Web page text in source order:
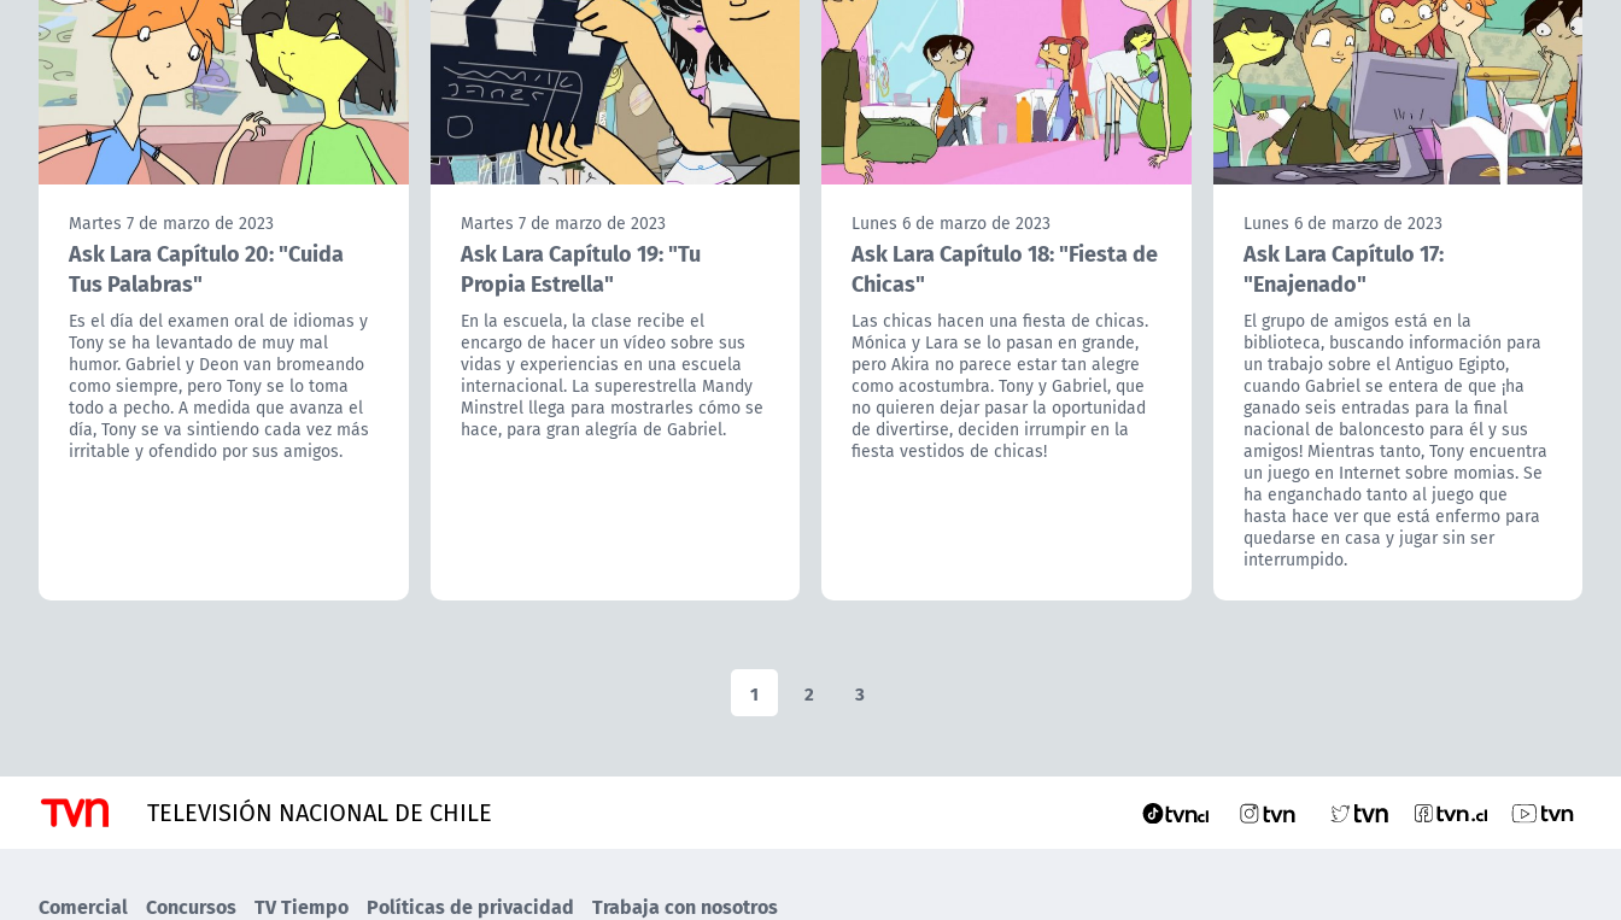
Martes 7 de marzo de 2023
Ask Lara Capítulo 20: "Cuida
Tus Palabras"
Es el día del examen oral de idiomas y
Tony se ha levantado de muy mal
humor. Gabriel y Deon van bromeando
como siempre, pero Tony se lo toma
todo a pecho. A medida que avanza el
día, Tony se va sintiendo cada vez más
irritable y ofendido por sus amigos.
Martes 7 de marzo de 2023
Ask Lara Capítulo 19: "Tu
Propia Estrella"
En la escuela, la clase recibe el
encargo de hacer un vídeo sobre sus
vidas y experiencias en una escuela
internacional. La superestrella Mandy
Minstrel llega para mostrarles cómo se
hace, para gran alegría de Gabriel.
Lunes 6 de marzo de 2023
Ask Lara Capítulo 18: "Fiesta de
Chicas"
Las chicas hacen una fiesta de chicas.
Mónica y Lara se lo pasan en grande,
pero Akira no parece estar tan alegre
como acostumbra. Tony y Gabriel, que
no quieren dejar pasar la oportunidad
de divertirse, deciden irrumpir en la
fiesta vestidos de chicas!
Lunes 6 de marzo de 2023
Ask Lara Capítulo 17:
"Enajenado"
El grupo de amigos está en la
biblioteca, buscando información para
un trabajo sobre el Antiguo Egipto,
cuando Gabriel se entera de que ¡ha
ganado seis entradas para la final
nacional de baloncesto para él y sus
amigos! Mientras tanto, Tony encuentra
un juego en Internet sobre momias. Se
ha enganchado tanto al juego que
hasta hace ver que está enfermo para
quedarse en casa y jugar sin ser
interrumpido.
1 2 3
TELEVISIÓN NACIONAL DE CHILE
Comercial Concursos TV Tiempo Políticas de privacidad Trabaja con nosotros